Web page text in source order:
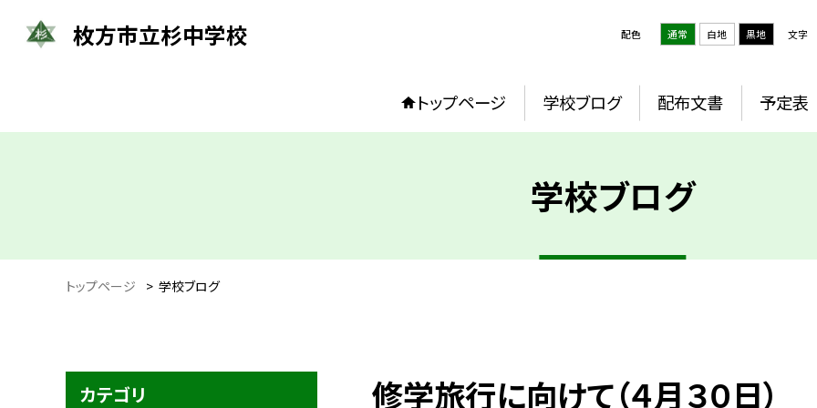
枚方市立杉中学校 配色 通常 白地 黒地 文字
トップページ 学校ブログ 配布文書 予定表
学校ブログ
トップページ > 学校ブログ
修学旅行に向けて（４月３０日）
カテゴリ